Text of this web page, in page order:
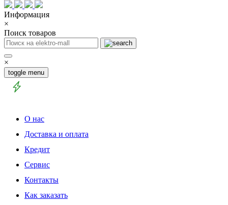
Информация
×
Поиск товаров
×
toggle menu
О нас
Доставка и оплата
Кредит
Сервис
Контакты
Как заказать